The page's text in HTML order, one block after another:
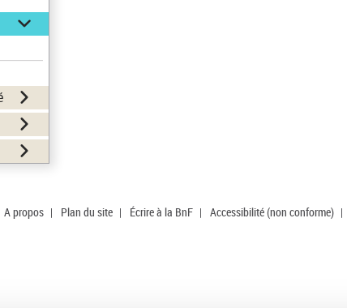
A propos | Plan du site | Écrire à la BnF | Accessibilité (non conforme) |